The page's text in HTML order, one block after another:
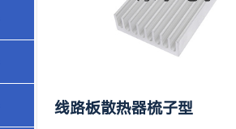
线路板散热器梳子型